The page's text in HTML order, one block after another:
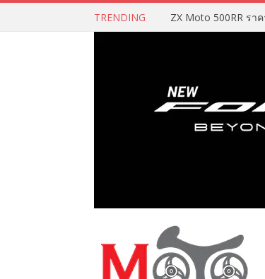
TRENDING